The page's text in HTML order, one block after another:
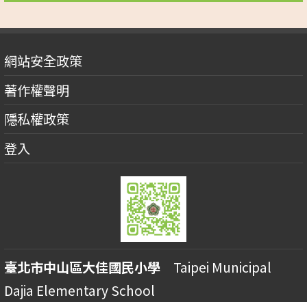
網站安全政策
著作權聲明
隱私權政策
登入
臺北市中山區大佳國民小學 Taipei Municipal
Dajia Elementary School